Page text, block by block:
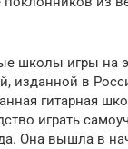
школы игры на
изданной в
гитарная
играть
Она вышла в